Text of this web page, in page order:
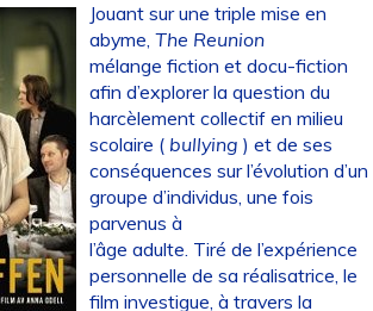
Jouant sur une triple mise en
abyme,The Reunion
mélange fiction et docu-fiction
afin d’explorer la question du
harcèlement collectif en milieu
scolaire ( bullying ) et de ses
conséquences sur l’évolution d’un
groupe d’individus, une fois
parvenus à
l’âge adulte. Tiré de l’expérience
personnelle de sa réalisatrice, le
film investigue, à travers la